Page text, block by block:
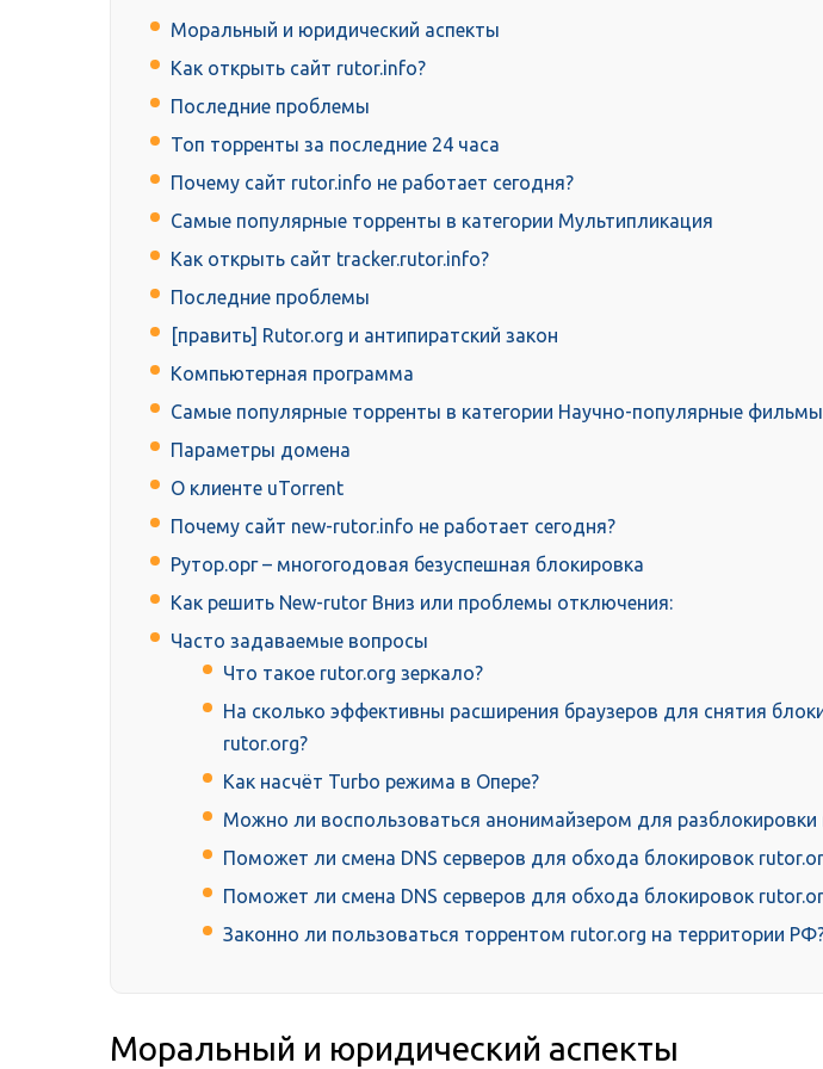
Моральный и юридический аспекты
Как открыть сайт rutor.info?
Последние проблемы
Топ торренты за последние 24 часа
Почему сайт rutor.info не работает сегодня?
Самые популярные торренты в категории Мультипликация
Как открыть сайт tracker.rutor.info?
Последние проблемы
[править] Rutor.org и антипиратский закон
Компьютерная программа
Самые популярные торренты в категории Научно-популярные фильмы
Параметры домена
О клиенте uTorrent
Почему сайт new-rutor.info не работает сегодня?
Рутор.орг – многогодовая безуспешная блокировка
Как решить New-rutor Вниз или проблемы отключения:
Часто задаваемые вопросы
Что такое rutor.org зеркало?
На сколько эффективны расширения браузеров для снятия
rutor.org?
Как насчёт Turbo режима в Oпере?
Можно ли воспользоваться анонимайзером для разблокировки
Поможет ли смена DNS серверов для обхода блокировок
Поможет ли смена DNS серверов для обхода блокировок
Законно ли пользоваться торрентом rutor.org на территории
Моральный и юридический аспекты